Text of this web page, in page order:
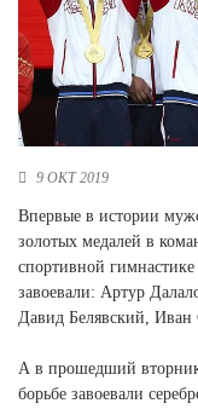
Новосибирская область (3)
Омская область (5)
Республика Башкортостан
Ростовская область (2)
Самарская область (1)
Санкт-Петербург и ЛО (3)
Саратовская область (1)
Свердловская область (5)
Северная Осетия (2)
Ставропольский край (5)
9 ОКТ 2019
Впервые в истории
золотых медалей в
спортивной
завоевали: Артур
Давид Белявский, Иван
А в прошедший
борьбе завоевали